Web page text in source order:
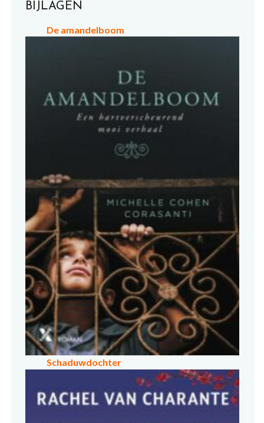
BIJLAGEN
De amandelboom
Schaduwdochter